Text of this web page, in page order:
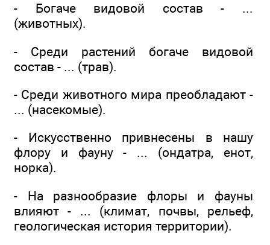
- Богаче видовой состав - ...
(животных).
- Среди растений богаче видовой
состав - ... (трав).
- Среди животного мира преобладают -
... (насекомые).
- Искусственно привнесены в нашу
флору и фауну - ... (ондатра, енот,
норка).
- На разнообразие флоры и фауны
влияют - ... (климат, почвы, рельеф,
геологическая история территории).